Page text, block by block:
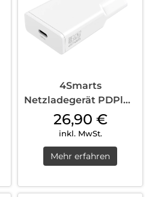
4Smarts
Netzladegerät PDPlug
Slim 30W GaN 1C Weiß
26,90 €
inkl. MwSt.
Mehr erfahren